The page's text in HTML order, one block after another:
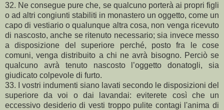
32. Ne consegue pure che, se qualcuno porterà ai propri figli
o ad altri congiunti stabiliti in monastero un oggetto, come un
capo di vestiario o qualunque altra cosa, non venga ricevuto
di nascosto, anche se ritenuto necessario; sia invece messo
a disposizione del superiore perché, posto fra le cose
comuni, venga distribuito a chi ne avrà bisogno. Perciò se
qualcuno avrà tenuto nascosto l’oggetto donatogli, sia
giudicato colpevole di furto.
33. I vostri indumenti siano lavati secondo le disposizioni del
superiore da voi o dai lavandai: eviterete così che un
eccessivo desiderio di vesti troppo pulite contagi l'anima di